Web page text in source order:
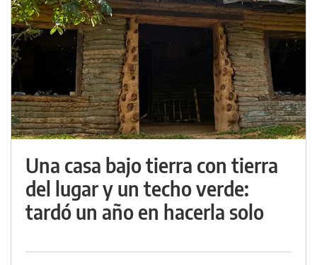
Una casa bajo tierra con tierra
del lugar y un techo verde:
tardó un año en hacerla solo